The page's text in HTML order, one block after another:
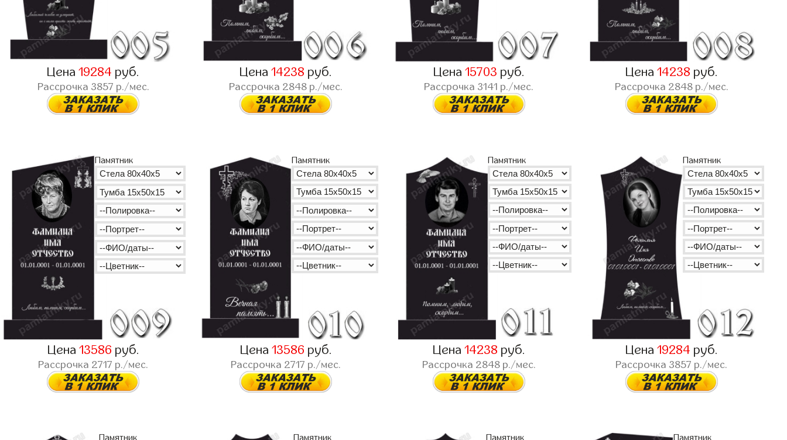
Цена19284 руб.
Рассрочка 3857 р./мес.
Цена14238 руб.
Рассрочка 2848 р./мес.
Цена 15703 руб.
Рассрочка 3141 р./мес.
Цена 14238 руб.
Рассрочка 2848р./мес.
Памятник
Цена 13586 руб.
Рассрочка 2717 р./мес.
Памятник
Цена 13586 руб.
Рассрочка 2717 р./мес.
Памятник
Цена 14238 руб.
Рассрочка 2848р./мес.
Памятник
Цена 19284 руб.
Рассрочка 3857 р./мес.
Памятник Памятник Памятник Памятник